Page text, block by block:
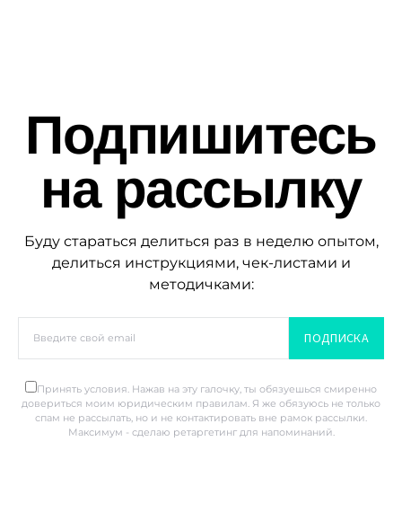
Подпишитесь
на рассылку
Буду стараться делиться раз в неделю опытом,
делиться инструкциями, чек-листами и
методичками:
ПОДПИСКА
Принять условия. Нажав на эту галочку, ты обязуешься смиренно
довериться моим юридическим правилам. Я же обязуюсь не только
спам не рассылать, но и не контактировать вне рамок рассылки.
Максимум - сделаю ретаргетинг для напоминаний.